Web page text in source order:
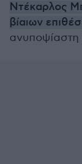
Ντέκαρλος
βίαιων